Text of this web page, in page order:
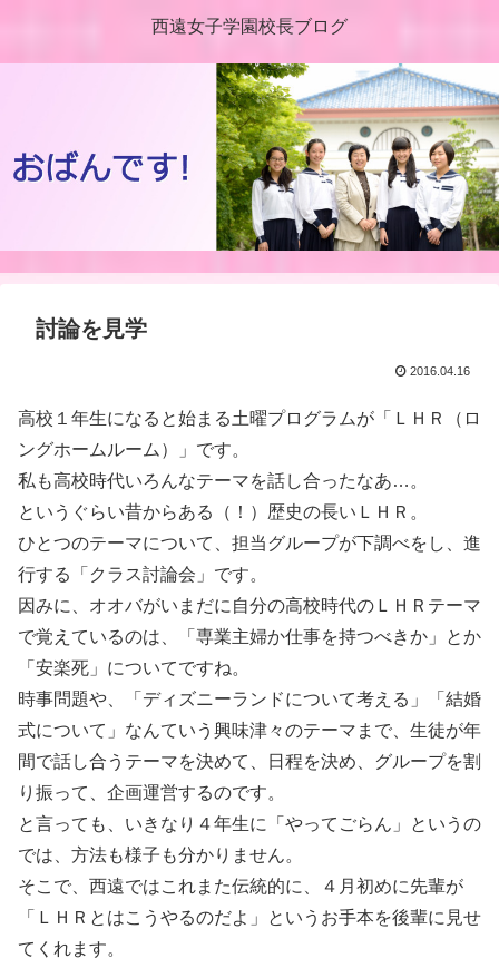
西遠女子学園校長ブログ
討論を見学
2016.04.16
高校１年生になると始まる土曜プログラムが「ＬＨＲ（ロ
ングホームルーム）」です。
私も高校時代いろんなテーマを話し合ったなあ…。
というぐらい昔からある（！）歴史の長いＬＨＲ。
ひとつのテーマについて、担当グループが下調べをし、進
行する「クラス討論会」です。
因みに、オオバがいまだに自分の高校時代のＬＨＲテーマ
で覚えているのは、「専業主婦か仕事を持つべきか」とか
「安楽死」についてですね。
時事問題や、「ディズニーランドについて考える」「結婚
式について」なんていう興味津々のテーマまで、生徒が年
間で話し合うテーマを決めて、日程を決め、グループを割
り振って、企画運営するのです。
と言っても、いきなり４年生に「やってごらん」というの
では、方法も様子も分かりません。
そこで、西遠ではこれまた伝統的に、４月初めに先輩が
「ＬＨＲとはこうやるのだよ」というお手本を後輩に見せ
てくれます。